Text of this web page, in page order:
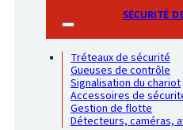
SÉCURITÉ
Tréteaux de sécurité
Gueuses de contrôle
Signalisation du chariot
Accessoires de
Gestion de flotte
Détecteurs, caméras,